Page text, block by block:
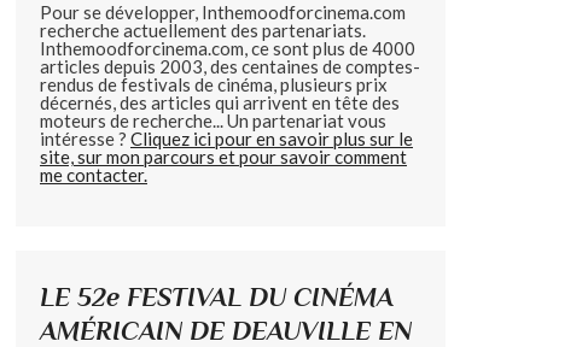
Pour se développer, Inthemoodforcinema.com
recherche actuellement des partenariats.
Inthemoodforcinema.com, ce sont plus de 4000
articles depuis 2003, des centaines de comptes-
rendus de festivals de cinéma, plusieurs prix
décernés, des articles qui arrivent en tête des
moteurs de recherche... Un partenariat vous
intéresse ? Cliquez ici pour en savoir plus sur le
site, sur mon parcours et pour savoir comment
me contacter.
LE 52e FESTIVAL DU CINÉMA
AMÉRICAIN DE DEAUVILLE EN